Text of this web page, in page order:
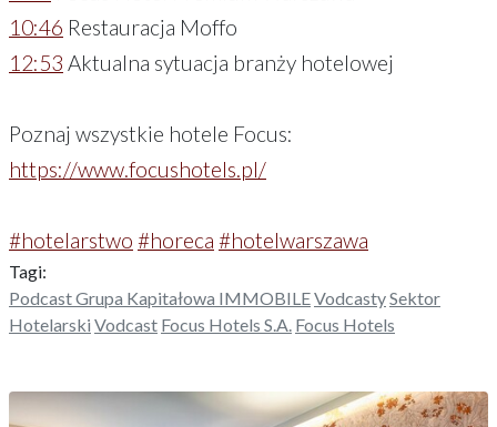
10:46 Restauracja Moffo
12:53 Aktualna sytuacja branży hotelowej
Poznaj wszystkie hotele Focus:
https://www.focushotels.pl/
#hotelarstwo #horeca #hotelwarszawa
Tagi:
Podcast Grupa Kapitałowa IMMOBILEVodcastySektor
Hotelarski Vodcast Focus Hotels S.A. Focus Hotels